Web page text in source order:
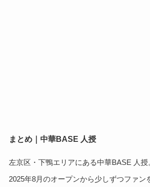
まとめ｜中華BASE 人授
左京区・下鴨エリアにある中華BASE 人授
2025年8月のオープンから少しずつファン